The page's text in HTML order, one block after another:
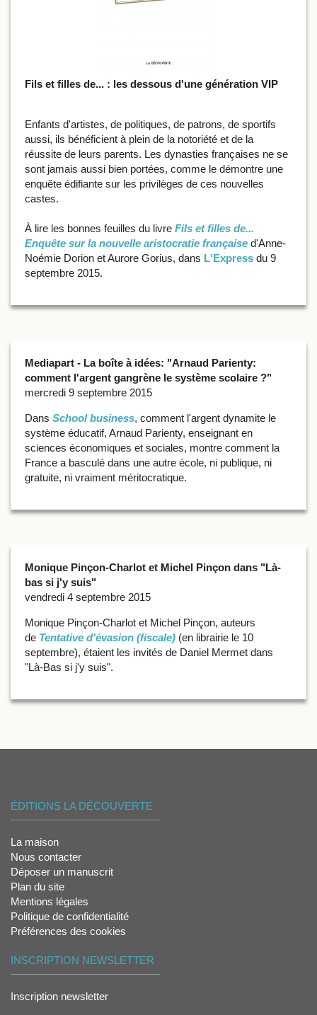
Fils et filles de... : les dessous d'une génération VIP
Enfants d'artistes, de politiques, de patrons, de sportifs
aussi, ils bénéficient à plein de la notoriété et de la
réussite de leurs parents. Les dynasties françaises ne se
sont jamais aussi bien portées, comme le démontre une
enquête édifiante sur les privilèges de ces nouvelles
castes.
À lire les bonnes feuilles du livre Fils et filles de...
Enquête sur la nouvelle aristocratie française d'Anne-
Noémie Dorion et Aurore Gorius, dans L'Express du 9
septembre 2015.
Mediapart - La boîte à idées: "Arnaud Parienty:
comment l'argent gangrène le système scolaire ?"
mercredi 9 septembre 2015
Dans School business, comment l'argent dynamite le
système éducatif, Arnaud Parienty, enseignant en
sciences économiques et sociales, montre comment la
France a basculé dans une autre école, ni publique, ni
gratuite, ni vraiment méritocratique.
Monique Pinçon-Charlot et Michel Pinçon dans "Là-
bas si j'y suis"
vendredi 4 septembre 2015
Monique Pinçon-Charlot et Michel Pinçon, auteurs
de Tentative d'évasion (fiscale) (en librairie le 10
septembre), étaient les invités de Daniel Mermet dans
"Là-Bas si j'y suis".
ÉDITIONS LA DÉCOUVERTE
La maison
Nous contacter
Déposer un manuscrit
Plan du site
Mentions légales
Politique de confidentialité
Préférences des cookies
INSCRIPTION NEWSLETTER
Inscription newsletter